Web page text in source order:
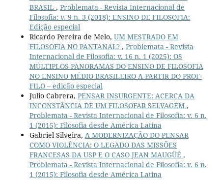
BRASIL , Problemata - Revista Internacional de
Filosofia: v. 9 n. 3 (2018): ENSINO DE FILOSOFIA:
Edição especial
Ricardo Pereira de Melo, UM MESTRADO EM
FILOSOFIA NO PANTANAL? , Problemata - Revista
Internacional de Filosofia: v. 16 n. 1 (2025): OS
MÚLTIPLOS PANORAMAS DO ENSINO DE FILOSOFIA
NO ENSINO MÉDIO BRASILEIRO A PARTIR DO PROF-
FILO – edição especial
Julio Cabrera, PENSAR INSURGENTE: ACERCA DA
INCONSTÂNCIA DE UM FILOSOFAR SELVAGEM ,
Problemata - Revista Internacional de Filosofia: v. 6 n.
1 (2015): Filosofia desde América Latina
Gabriel Silveira, A MODERNIZAÇÃO DO PENSAR
COMO VIOLÊNCIA: O LEGADO DAS MISSÕES
FRANCESAS DA USP E O CASO JEAN MAUGÜÉ ,
Problemata - Revista Internacional de Filosofia: v. 6 n.
1 (2015): Filosofia desde América Latina